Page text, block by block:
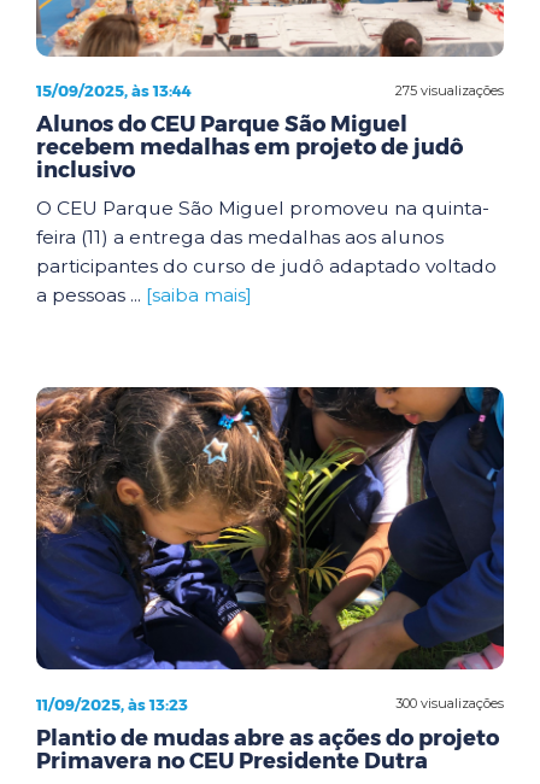
275 visualizações
15/09/2025, às 13:44
Alunos do CEU Parque São Miguel
recebem medalhas em projeto de judô
inclusivo
O CEU Parque São Miguel promoveu na quinta-
feira (11) a entrega das medalhas aos alunos
participantes do curso de judô adaptado voltado
a pessoas ... [saiba mais]
300 visualizações
11/09/2025, às 13:23
Plantio de mudas abre as ações do projeto
Primavera no CEU Presidente Dutra